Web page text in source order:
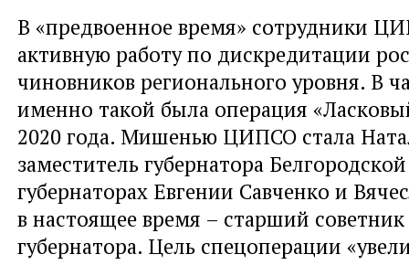
В «предвоенное время» сотрудники
активную работу по дискредитации
чиновников регионального уровня. В
именно такой была операция
2020 года. Мишенью ЦИПСО стала
заместитель губернатора
губернаторах Евгении Савченко и
в настоящее время – старший советник
губернатора. Цель спецоперации